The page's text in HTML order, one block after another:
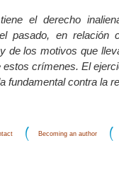
el derecho
pasado, en relación
de los motivos que
estos crímenes. El
fundamental contra la
Becoming an author